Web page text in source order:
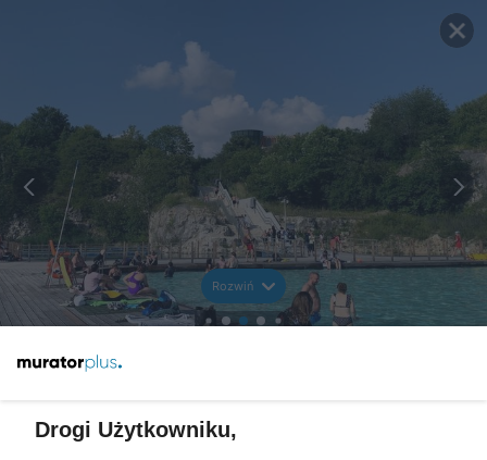
Rozwiń
Drogi Użytkowniku,